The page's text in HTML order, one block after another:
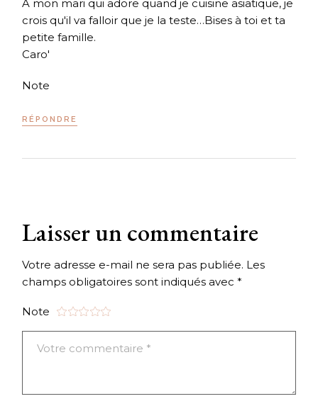
A mon mari qui adore quand je cuisine asiatique, je
crois qu'il va falloir que je la teste…Bises à toi et ta
petite famille.
Caro'
Note
RÉPONDRE
Laisser un commentaire
Votre adresse e-mail ne sera pas publiée. Les
champs obligatoires sont indiqués avec*
Note